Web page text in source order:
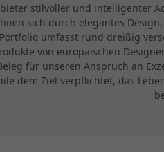
stilvoller und intelligenter
sich durch elegantes
umfasst rund dreißig
von europäischen
für unseren Anspruch an
dem Ziel verpflichtet, das